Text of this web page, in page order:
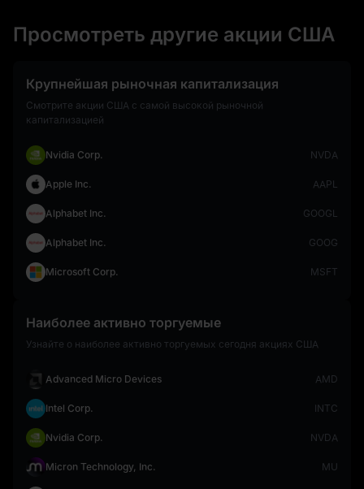
Просмотреть другие акции США
Крупнейшая рыночная капитализация
Смотрите акции США с самой высокой рыночной
капитализацией
Nvidia Corp. NVDA
Apple Inc. AAPL
Alphabet Inc. GOOGL
Alphabet Inc. GOOG
Microsoft Corp. MSFT
Наиболее активно торгуемые
Узнайте о наиболее активно торгуемых сегодня акциях США
Advanced Micro Devices AMD
Intel Corp. INTC
Nvidia Corp. NVDA
Micron Technology, Inc. MU